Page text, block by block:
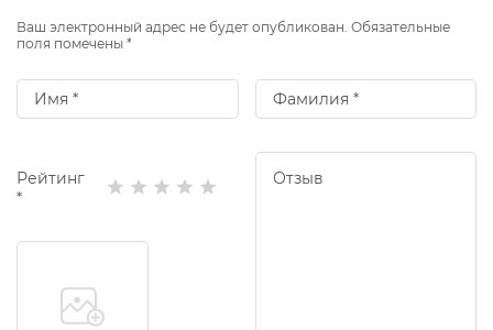
Ваш электронный адрес не будет опубликован. Обязательные
поля помечены *
Рейтинг
*